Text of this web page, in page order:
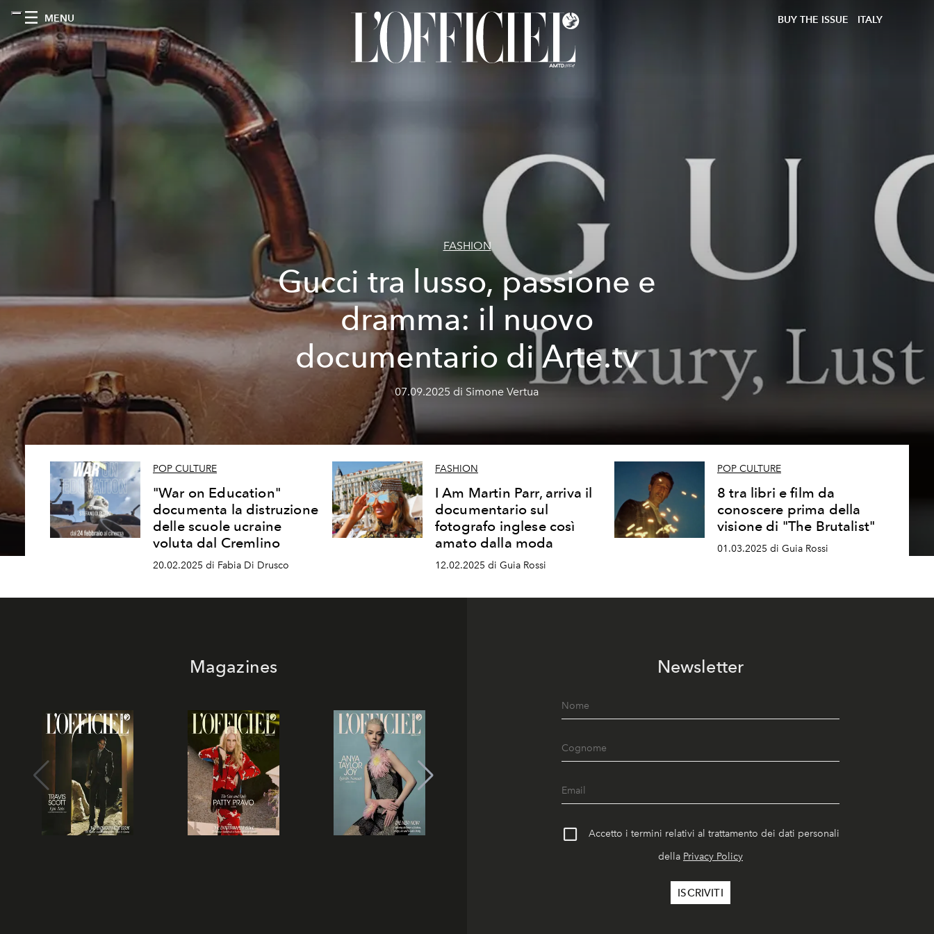
MENU BUY THE ISSUE ITALY
FASHION
Gucci tra lusso, passione e
dramma: il nuovo
documentario di Arte.tv
07.09.2025 di Simone Vertua
POP CULTURE
"War on Education"
documenta la distruzione
delle scuole ucraine
voluta dal Cremlino
20.02.2025 di Fabia Di Drusco
FASHION
I Am Martin Parr, arriva il
documentario sul
fotografo inglese così
amato dalla moda
12.02.2025 di Guia Rossi
POP CULTURE
8 tra libri e film da
conoscere prima della
visione di "The Brutalist"
01.03.2025 di Guia Rossi
Magazines Newsletter
Accetto i termini relativi al trattamento dei dati personali
della Privacy Policy